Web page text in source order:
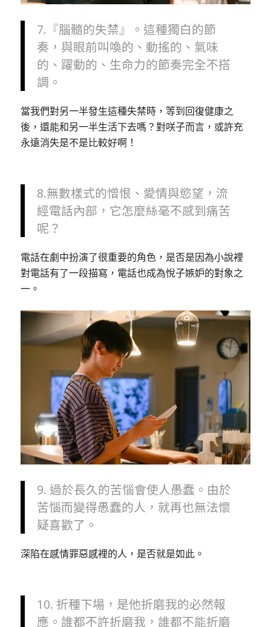
7.『腦髓的失禁』。這種獨白的節
奏，與眼前叫喚的、動搖的、氣味
的、躍動的、生命力的節奏完全不搭
調。
當我們對另一半發生這種失禁時，等到回復健康之
後，還能和另一半生活下去嗎？對咲子而言，或許充
永遠消失是不是比較好啊！
8.無數樣式的憎恨、愛情與慾望，流
經電話內部，它怎麼絲毫不感到痛苦
呢？
電話在劇中扮演了很重要的角色，是否是因為小說裡
對電話有了一段描寫，電話也成為悅子嫉妒的對象之
一。
9. 過於長久的苦惱會使人愚蠢。由於
苦惱而變得愚蠢的人，就再也無法懷
疑喜歡了。
深陷在感情罪惡感裡的人，是否就是如此。
10. 折種下場，是他折磨我的必然報
應。誰都不許折磨我，誰都不能折磨